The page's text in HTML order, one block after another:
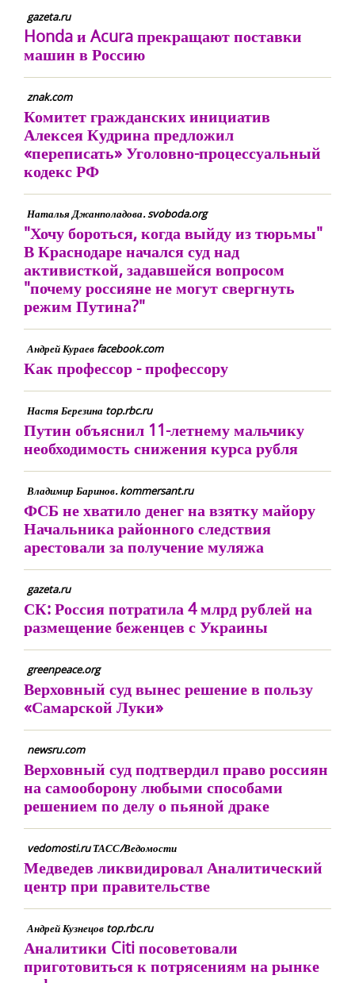
gazeta.ru
Honda и Acura прекращают поставки
машин в Россию
znak.com
Комитет гражданских инициатив
Алексея Кудрина предложил
«переписать» Уголовно-процессуальный
кодекс РФ
Наталья Джанполадова. svoboda.org
"Хочу бороться, когда выйду из тюрьмы"
В Краснодаре начался суд над
активисткой, задавшейся вопросом
"почему россияне не могут свергнуть
режим Путина?"
Андрей Кураев facebook.com
Как профессор - профессору
Настя Березина top.rbc.ru
Путин объяснил 11-летнему мальчику
необходимость снижения курса рубля
Владимир Баринов. kommersant.ru
ФСБ не хватило денег на взятку майору
Начальника районного следствия
арестовали за получение муляжа
gazeta.ru
СК: Россия потратила 4 млрд рублей на
размещение беженцев с Украины
greenpeace.org
Верховный суд вынес решение в пользу
«Самарской Луки»
newsru.com
Верховный суд подтвердил право россиян
на самооборону любыми способами
решением по делу о пьяной драке
vedomosti.ru ТАСС/Ведомости
Медведев ликвидировал Аналитический
центр при правительстве
Андрей Кузнецов top.rbc.ru
Аналитики Citi посоветовали
приготовиться к потрясениям на рынке